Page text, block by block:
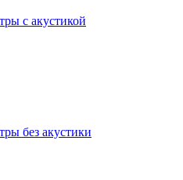
с акустикой
без акустики